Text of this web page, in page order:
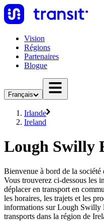
Vision
Régions
Partenaires
Blogue
Français
Irlande
Ireland
Lough Swilly
Bienvenue à bord de la
Vous trouverez ci-dessous les
déplacer en transport en
les horaires, les trajets et les
informations sur Lough Swilly
transports dans la région de